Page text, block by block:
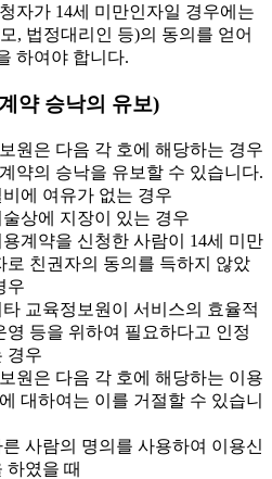
자가 14세 미만인자일 경우에는
, 법정대리인 등)의 동의를 얻어
하여야 합니다.
약 승낙의 유보)
원은 다음 각 호에 해당하는 경우
약의 승낙을 유보할 수 있습니다.
비에 여유가 없는 경우
술상에 지장이 있는 경우
용계약을 신청한 사람이 14세 미만
로 친권자의 동의를 득하지 않았
우
타 교육정보원이 서비스의 효율적
영 등을 위하여 필요하다고 인정
경우
원은 다음 각 호에 해당하는 이용
대하여는 이를 거절할 수 있습니
른 사람의 명의를 사용하여 이용신
하였을 때